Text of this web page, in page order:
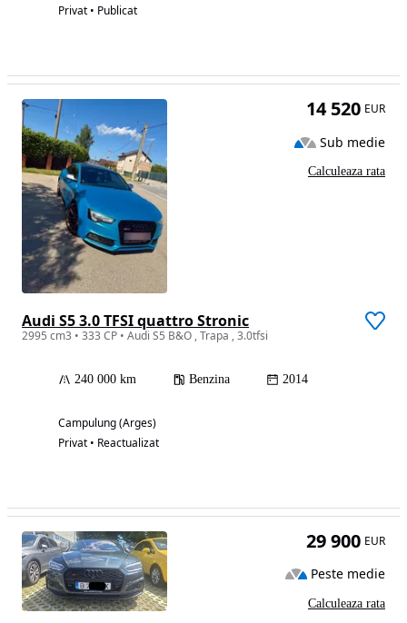
Privat • Publicat
Audi S5 3.0 TFSI quattro Stronic
2995 cm3 • 333 CP • Audi S5 B&O , Trapa , 3.0tfsi
240 000 km Benzina 2014
Campulung (Arges)
Privat • Reactualizat
14 520 EUR
Sub medie
Calculeaza rata
29 900 EUR
Peste medie
Calculeaza rata